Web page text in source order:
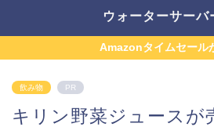
ウォーターサーバ
Amazonタイムセール
飲み物 PR
キリン野菜ジュースが